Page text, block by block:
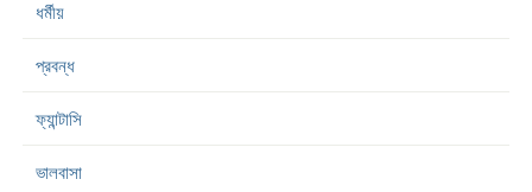
ধর্মীয়
প্রবন্ধ
ফ্যান্টাসি
ভালবাসা